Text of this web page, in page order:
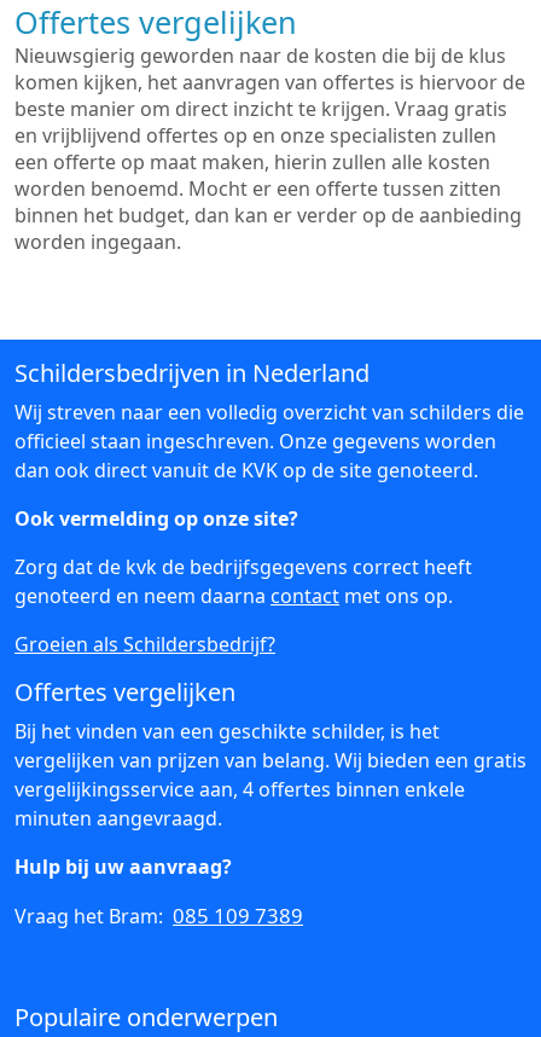
Offertes vergelijken
Nieuwsgierig geworden naar de kosten die bij de klus
komen kijken, het aanvragen van offertes is hiervoor de
beste manier om direct inzicht te krijgen. Vraag gratis
en vrijblijvend offertes op en onze specialisten zullen
een offerte op maat maken, hierin zullen alle kosten
worden benoemd. Mocht er een offerte tussen zitten
binnen het budget, dan kan er verder op de aanbieding
worden ingegaan.
Schildersbedrijven in Nederland
Wij streven naar een volledig overzicht van schilders die
officieel staan ingeschreven. Onze gegevens worden
dan ook direct vanuit de KVK op de site genoteerd.
Ook vermelding op onze site?
Zorg dat de kvk de bedrijfsgegevens correct heeft
genoteerd en neem daarna contact met ons op.
Groeien als Schildersbedrijf?
Offertes vergelijken
Bij het vinden van een geschikte schilder, is het
vergelijken van prijzen van belang. Wij bieden een gratis
vergelijkingsservice aan, 4 offertes binnen enkele
minuten aangevraagd.
Hulp bij uw aanvraag?
Vraag het Bram: 085 109 7389
Populaire onderwerpen